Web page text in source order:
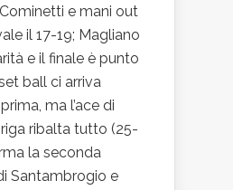
e mani out
il 17-19; Magliano
e il finale è punto
ball ci arriva
ma l’ace di
ribalta tutto (25-
la seconda
Santambrogio e